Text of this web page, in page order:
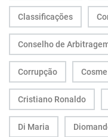
Classificações
Conselho de
Corrupção
Cristiano Ronaldo
Di Maria